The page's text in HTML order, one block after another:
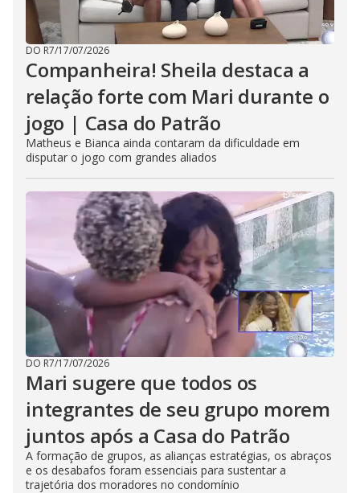
DO R7/17/07/2026
Companheira! Sheila destaca a
relação forte com Mari durante o
jogo | Casa do Patrão
Matheus e Bianca ainda contaram da dificuldade em
disputar o jogo com grandes aliados
DO R7/17/07/2026
Mari sugere que todos os
integrantes de seu grupo morem
juntos após a Casa do Patrão
A formação de grupos, as alianças estratégias, os abraços
e os desabafos foram essenciais para sustentar a
trajetória dos moradores no condomínio